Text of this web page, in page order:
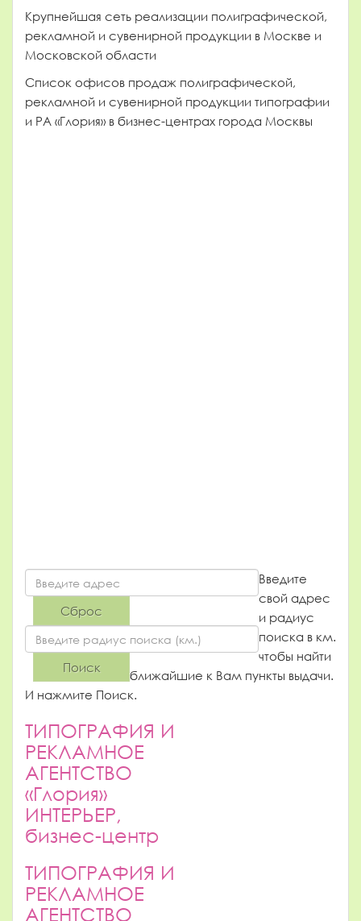
Крупнейшая сеть реализации полиграфической,
рекламной и сувенирной продукции в Москве и
Московской области
Список офисов продаж полиграфической,
рекламной и сувенирной продукции типографии
и РА «Глория» в бизнес-центрах города Москвы
Введите
свой адрес
и радиус
поиска в км.
чтобы найти
ближайшие к Вам пункты выдачи.
И нажмите Поиск.
ТИПОГРАФИЯ И
РЕКЛАМНОЕ
АГЕНТСТВО
«Глория»
ИНТЕРЬЕР,
бизнес-центр
ТИПОГРАФИЯ И
РЕКЛАМНОЕ
АГЕНТСТВО